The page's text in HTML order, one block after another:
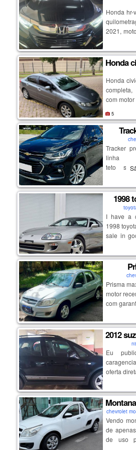
um
similar ao
manual e
ipva e
Honda hr-
2021,
em
interno,
em black
digital
liga leve
medidor
antena
remoto
pneus
frontais e
para
traseiro
com
display
além de
auxiliar,
motorista
altura,
freios
levou.
98444-
(somente
Honda
Honda
com
controle
couro e
borboleta).
5
Tracker
linha
teto
chave
volante
1998
I have a
1998
sale in
no
runs on
details
model
(Prisma
motor
com
financio
2012
Eu
oferta
https://
finder/
chevrolet
Vendo
de
de uso